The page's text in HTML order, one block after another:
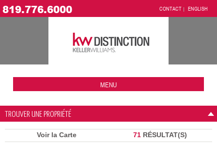
819.776.6000 CONTACT ENGLISH
MENU
TROUVER UNE PROPRIÉTÉ
Voir la Carte 71 RÉSULTAT(S)